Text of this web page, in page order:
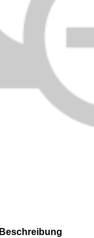
Beschreibung